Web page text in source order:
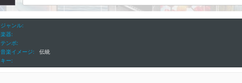
ジャンル
楽器
テンポ
音楽イメージ
伝統
キー